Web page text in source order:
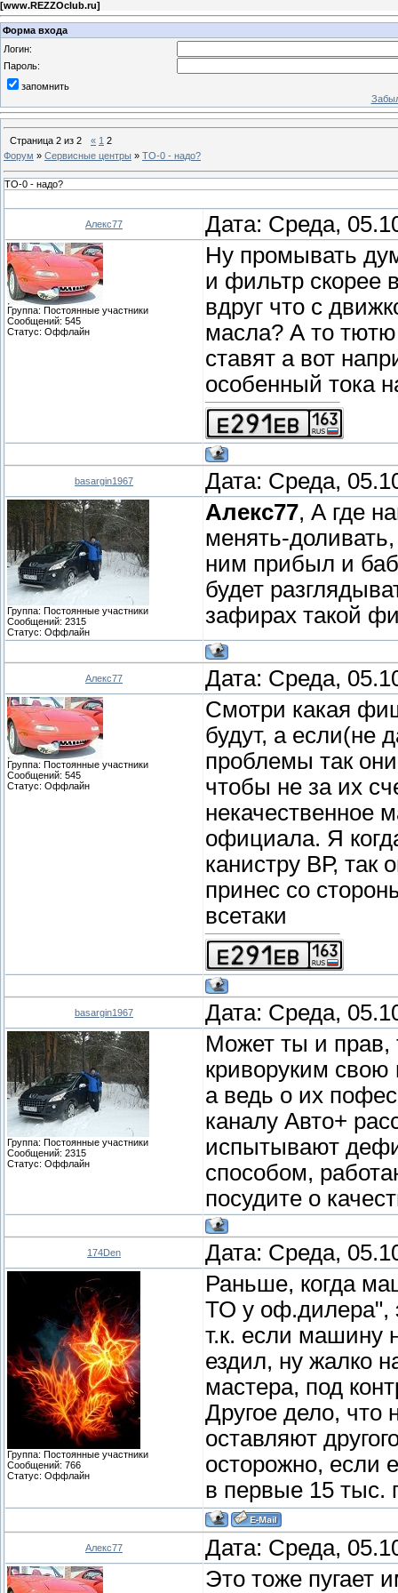
[www.REZZOclub.ru]
Форма входа
Логин:
Пароль:
запомнить
Страница 2 из 2 « 1 2
Форум » Сервисные центры » ТО-0 - надо?
ТО-0 - надо?
Алекс77 Дата: Среда,
Группа: Постоянные участники
Сообщений: 545
Статус: Оффлайн
Ну промывать
и фильтр скорее
вдруг что с
масла? А то
ставят а вот
особенный тока
basargin1967 Дата: Среда,
Группа: Постоянные участники
Сообщений: 2315
Статус: Оффлайн
Алекс77, А где
менять-
ним прибыл и
будет
зафирах такой
Алекс77 Дата: Среда,
Группа: Постоянные участники
Сообщений: 545
Статус: Оффлайн
Смотри какая
будут, а если(не
проблемы так
чтобы не за их
некачественное
официала. Я
канистру ВР, так
принес со
всетаки
basargin1967 Дата: Среда,
Группа: Постоянные участники
Сообщений: 2315
Статус: Оффлайн
Может ты и прав,
криворуким
а ведь о их
каналу Авто+
испытывают
способом,
посудите о
174Den Дата: Среда,
Группа: Постоянные участники
Сообщений: 766
Статус: Оффлайн
Раньше, когда
ТО у оф.дилера",
т.к. если машину
ездил, ну жалко
мастера, под
Другое дело,
оставляют
осторожно, если
в первые 15
Алекс77
Дата: Среда,
Это тоже пугает